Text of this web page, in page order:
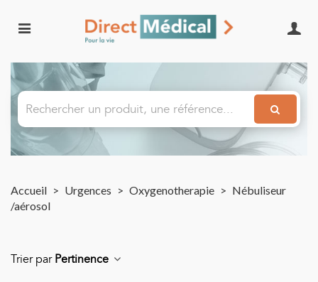
Accueil > Urgences > Oxygenotherapie > Nébuliseur
/aérosol
Trier par Pertinence